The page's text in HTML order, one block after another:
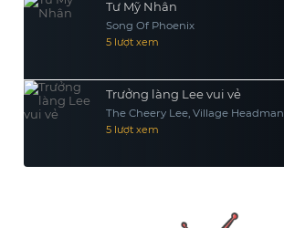
Tư Mỹ Nhân
Song Of Phoenix
5 lượt xem
Trưởng làng Lee vui vẻ
The Cheery Lee, Village Headman
5 lượt xem